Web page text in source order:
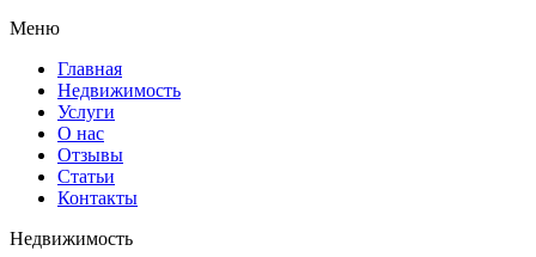
Меню
Главная
Недвижимость
Услуги
О нас
Отзывы
Статьи
Контакты
Недвижимость